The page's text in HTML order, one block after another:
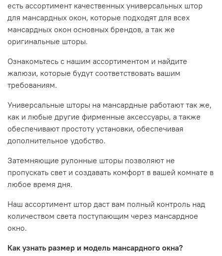
есть ассортимент качественных универсальных штор
для мансардных окон, которые подходят для всех
мансардных окон основных брендов, а так же
оригинальные шторы.
Ознакомьтесь с нашим ассортиментом и найдите
жалюзи, которые будут соответствовать вашим
требованиям.
Универсальные шторы на мансардные работают так же,
как и любые другие фирменные аксессуары, а также
обеспечивают простоту установки, обеспечивая
дополнительное удобство.
Затемняющие рулонные шторы позволяют не
пропускать свет и создавать комфорт в вашей комнате в
любое время дня.
Наш ассортимент штор даст вам полный контроль над
количеством света поступающим через мансардное
окно.
Как узнать размер и модель мансардного окна?